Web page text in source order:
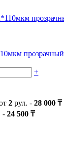
прозрачный
+
2 рул. - 28 000 ₸
- 24 500 ₸